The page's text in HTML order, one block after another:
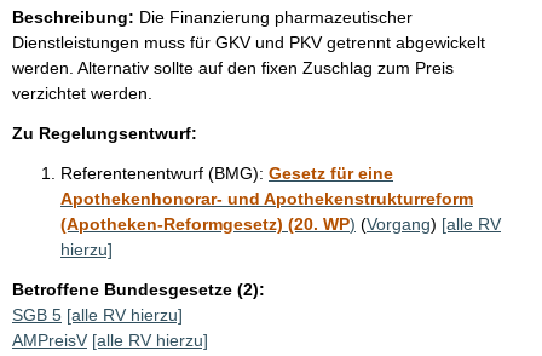
Beschreibung: Die Finanzierung pharmazeutischer
Dienstleistungen muss für GKV und PKV getrennt abgewickelt
werden. Alternativ sollte auf den fixen Zuschlag zum Preis
verzichtet werden.
Zu Regelungsentwurf:
Referentenentwurf (BMG): Gesetz für eine
Apothekenhonorar- und Apothekenstrukturreform
(Apotheken-Reformgesetz) (20. WP) (Vorgang) [alle RV
hierzu]
Betroffene Bundesgesetze (2):
SGB 5 [alle RV hierzu]
AMPreisV [alle RV hierzu]